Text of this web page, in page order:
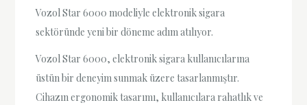
Vozol Star 6000 modeliyle elektronik sigara
sektöründe yeni bir döneme adım atılıyor.
Vozol Star 6000, elektronik sigara kullanıcılarına
üstün bir deneyim sunmak üzere tasarlanmıştır.
Cihazın ergonomik tasarımı, kullanıcılara rahatlık ve